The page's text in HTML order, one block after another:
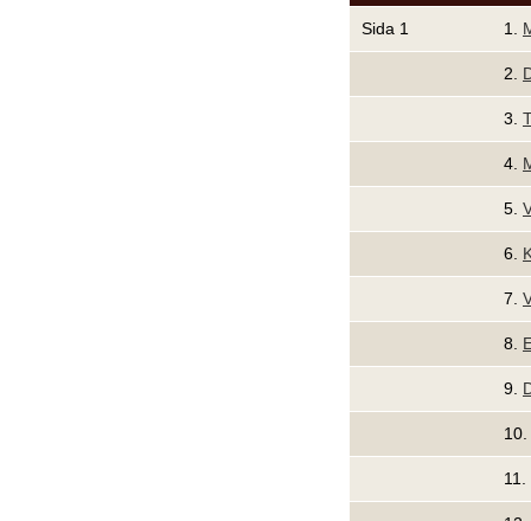
Sida 1 1.
2.
3.
4.
5.
6.
7.
8.
9.
10.
11.